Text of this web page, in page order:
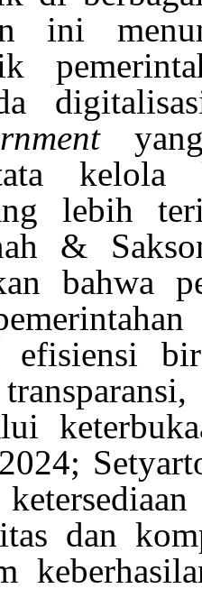
ini
kelola
lebih
&
bahwa
efisiensi
transparansi
ketersediaan
dan